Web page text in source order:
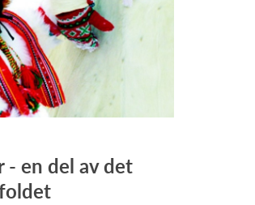
- en del av det